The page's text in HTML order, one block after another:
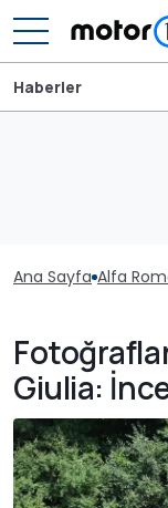
Haberler
Ana Sayfa Alfa
Giulia: